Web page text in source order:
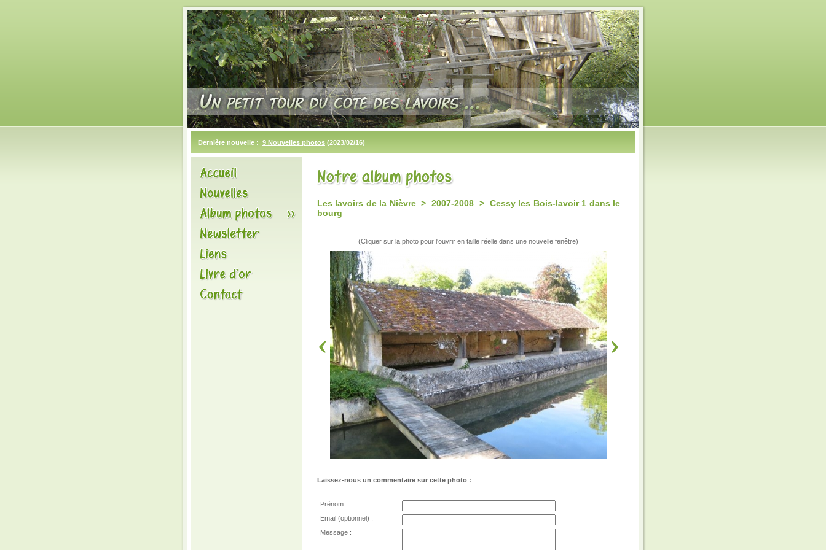
Dernière nouvelle : 9 Nouvelles photos (2023/02/16)
Les lavoirs de la Nièvre > 2007-2008 > Cessy les Bois-lavoir 1 dans le
bourg
(Cliquer sur la photo pour l'ouvrir en taille réelle dans une nouvelle fenêtre)
Laissez-nous un commentaire sur cette photo :
Prénom :
Email (optionnel) :
Message :